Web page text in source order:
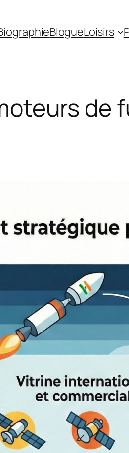
BlogueLoisirs
de